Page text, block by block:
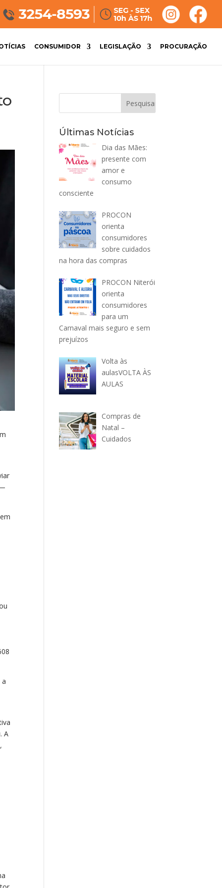
CONSUMIDOR LEGISLAÇÃO PROCURAÇÃO
A
Últimas Notícias
Dia das Mães:
presente com
amor e
consumo
consciente
PROCON
orienta
consumidores
sobre cuidados
na hora das compras
PROCON Niterói
orienta
consumidores
para um
Carnaval mais seguro e sem
prejuízos
Volta às
aulasVOLTA ÀS
AULAS
Compras de
Natal –
Cuidados